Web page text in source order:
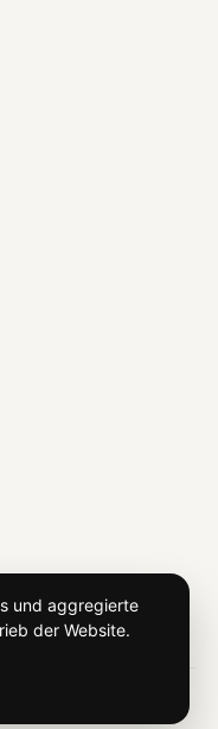
und aggregierte
der Website.